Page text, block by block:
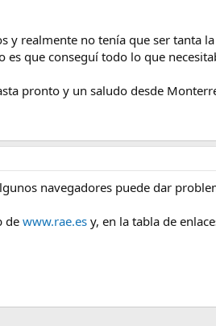
y realmente no tenía que ser tanta
que conseguí todo lo que
pronto y un saludo desde
navegadores puede dar
de www.rae.es y, en la tabla de